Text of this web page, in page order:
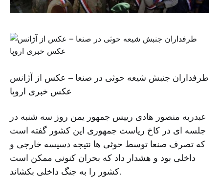
طرفداران جنبش شیعه حوثی در صنعا – عکس از آژانس
عکس خبری اروپا
عبدربه منصور هادی رییس جمهور یمن روز سه شنبه در
جلسه ای در کاخ ریاست جمهوری این کشور گفته است
که تصرف صنعا توسط حوثی ها نتیجه دسیسه خارجی و
داخلی بود و هشدار داد که بحران کنونی ممکن است
کشور را به جنگ داخلی بکشاند.